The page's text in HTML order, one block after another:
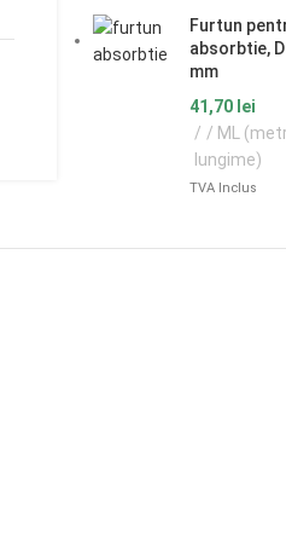
Furtun
absorbtie,
mm
41,70 lei
/ ML
lungime)
TVA Inclus